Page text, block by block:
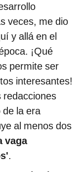
veces, me dio
y allá en el
¡Qué
permite ser
interesantes!
redacciones
la era
al menos dos
vaga
.